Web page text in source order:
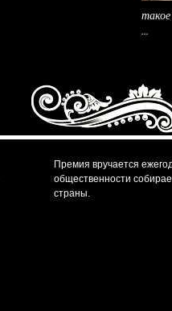
...
Премия вручается
общественности
страны.